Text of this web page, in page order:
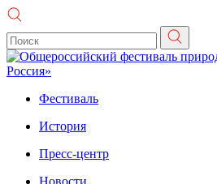
Фестиваль
История
Пресс-центр
Новости